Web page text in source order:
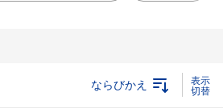
ならびかえ